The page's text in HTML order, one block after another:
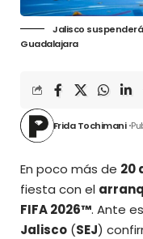
Jalisco
Guadalajara
Frida Tochimani
En poco más de 20
fiesta con el
FIFA 2026™. Ante
Jalisco (SEJ)